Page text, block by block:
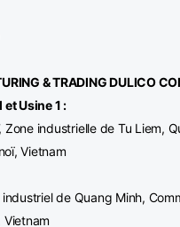
& TRADINGDULICO
Usine 1 :
Zone industrielle de Tu Liem,
Vietnam
industriel de Quang Minh,
Vietnam